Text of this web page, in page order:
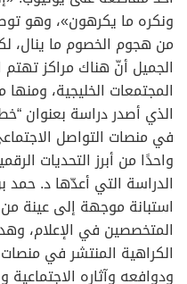
ونكره ما يكرهون»، وهو
من هجوم الخصوم ما ينال،
الجميل أنّ هناك مراكز تهتم
المجتمعات الخليجية،
الذي أصدر دراسة بعنوان
في منصات التواصل
واحدًا من أبرز التحديات
الدراسة التي أعدّها د.
استبانة موجهة إلى عينة من
المتخصصين في الإعلام،
الكراهية المنتشر في
ودوافعه وآثاره الاجتماعية